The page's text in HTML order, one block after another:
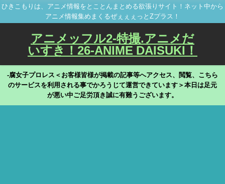
ひきこもりは、アニメ情報をとことんまとめる欲張りサイト！ネット中から
アニメ情報集めまくるぜぇぇぇっとZプラス！
アニメッフル2-特撮.アニメだ
いすき！26-ANIME DAISUKI！
-腐女子プロレス＜お客様皆様が掲載の記事等へアクセス、閲覧、こちら
のサービスを利用される事でかろうじて運営できています＞本日は足元
が悪い中ご足労頂き誠に有難うございます。